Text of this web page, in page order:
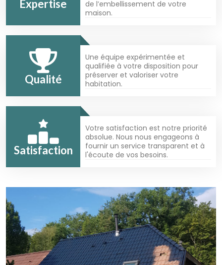
Expertise
de l’embellissement de votre
maison.
Qualité
Une équipe expérimentée et
qualifiée à votre disposition pour
préserver et valoriser votre
habitation.
Satisfaction
Votre satisfaction est notre priorité
absolue. Nous nous engageons à
fournir un service transparent et à
l'écoute de vos besoins.